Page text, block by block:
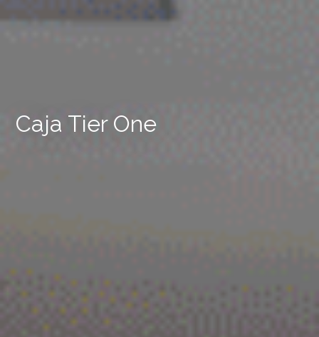
Caja Tier One